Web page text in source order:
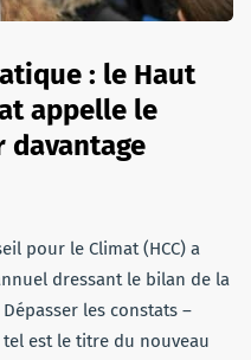
: le Haut
appelle le
davantage
pour le Climat (HCC) a
dressant le bilan de la
les constats –
est le titre du nouveau